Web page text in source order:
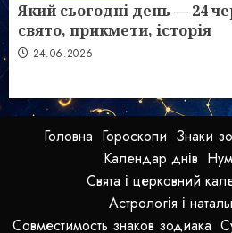
Який сьогодні день — 24
свято, прикмети, історія
24.06.2026
Головна Гороскопи Знаки
Календар днів
Свята і церковний
Астрологія і
Совместимость знаков зодиака